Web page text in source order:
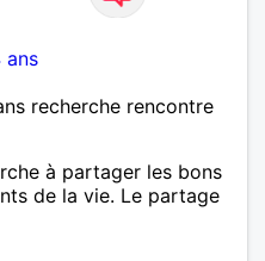
ans
recherche rencontre
à partager les bons
de la vie. Le partage